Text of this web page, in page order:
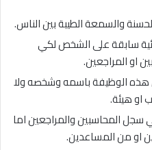
والسمعة الطيبة بين الناس.
سابقة على الشخص لكي
او المراجعين.
هذه الوظيفة باسمه وشخصه ولا
او هيئة.
المحاسبين والمراجعين اما
او من المساعدين.